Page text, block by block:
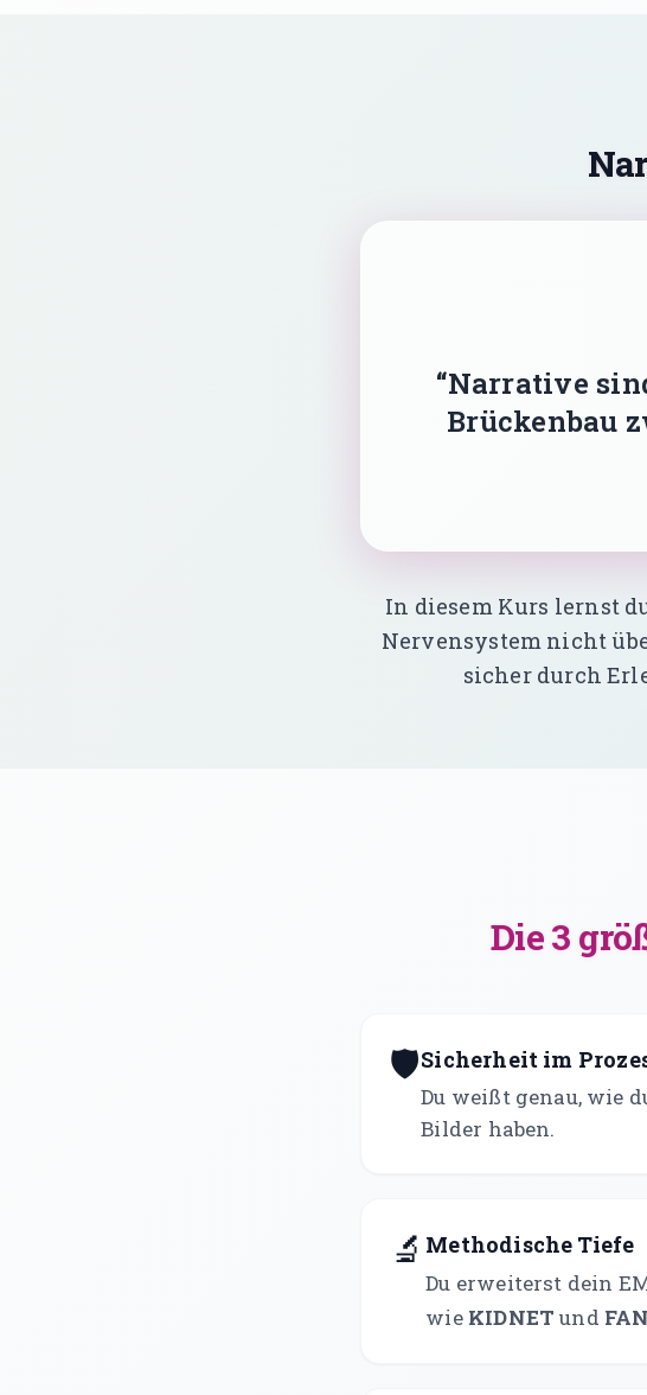
“Narrative
Brückenbau
In diesem Kurs lernst
Nervensystem nicht
sicher durch
Die 3
🛡️Sicherheit im
Du weißt genau, wie
Bilder haben.
🔬 Methodische Tiefe
Du erweiterst dein
wie KIDNET und